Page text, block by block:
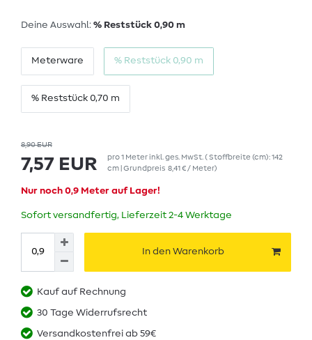
Deine Auswahl: % Reststück 0,90 m
Meterware % Reststück 0,90 m
% Reststück 0,70 m
8,90 EUR
7,57 EUR pro1 Meterinkl. ges. MwSt. ( Stoffbreite (cm): 142
cm | Grundpreis 8,41 € / Meter)
Nur noch 0,9 Meter auf Lager!
Sofort versandfertig, Lieferzeit 2-4 Werktage
In den Warenkorb
Kauf auf Rechnung
30 Tage Widerrufsrecht
Versandkostenfrei ab 59€